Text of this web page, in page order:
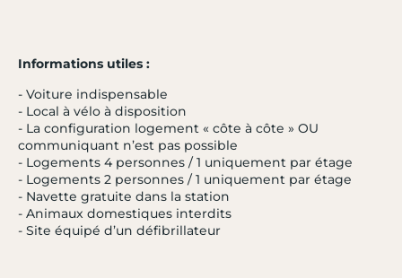
Informations utiles :
- Voiture indispensable
- Local à vélo à disposition
- La configuration logement « côte à côte » OU
communiquant n’est pas possible
- Logements 4 personnes / 1 uniquement par étage
- Logements 2 personnes / 1 uniquement par étage
- Navette gratuite dans la station
- Animaux domestiques interdits
- Site équipé d’un défibrillateur